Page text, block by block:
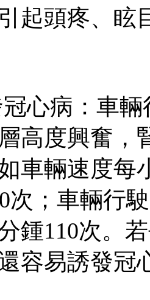
起頭疼、眩
病：車輛行
高度興奮，
車輛速度每
次；車輛行
鍾110次。
容易誘發冠